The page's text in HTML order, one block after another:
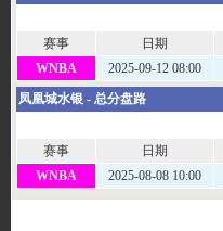
赛事
日期
WNBA
2025-09-12 08:00
凤凰城水银 - 总分盘路
赛事
日期
WNBA
2025-08-08 10:00